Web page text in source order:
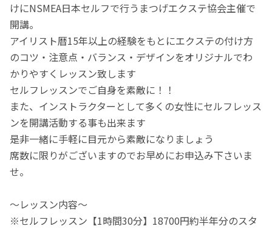
けにNSMEA日本セルフで行うまつげエクステ協会主催で
開講。
アイリスト暦15年以上の経験をもとにエクステの付け方
のコツ・注意点・バランス・デザインをオリジナルでわ
かりやすくレッスン致します
セルフレッスンでご自身を素敵に！！
また、インストラクターとして多くの女性にセルフレッス
ンを開講活動する事も出来ます
是非一緒に手軽に目元から素敵になりましょう
席数に限りがございますのでお早めにお申込み下さいま
せ。
～レッスン内容～
※セルフレッスン【1時間30分】18700円約半年分のスタ